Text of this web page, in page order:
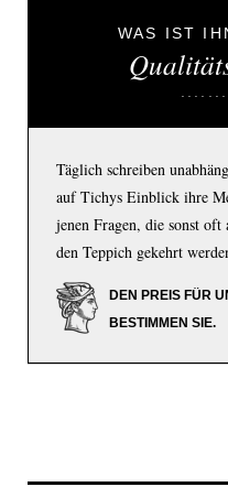
WAS IST
Täglich schreiben
auf Tichys Einblick ihre
jenen Fragen, die sonst
den Teppich gekehrt
DEN PREIS FÜR
BESTIMMEN SIE.